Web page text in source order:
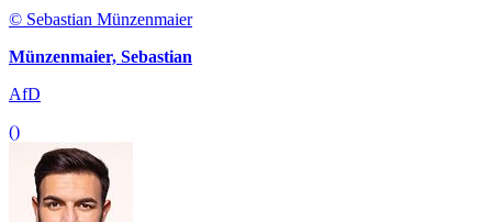
© Sebastian Münzenmaier
Münzenmaier, Sebastian
AfD
()